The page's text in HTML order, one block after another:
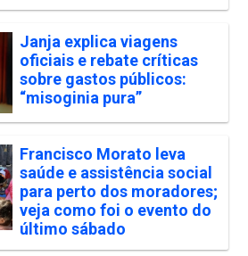
Janja explica viagens
oficiais e rebate críticas
sobre gastos públicos:
“misoginia pura”
Francisco Morato leva
saúde e assistência social
para perto dos moradores;
veja como foi o evento do
último sábado